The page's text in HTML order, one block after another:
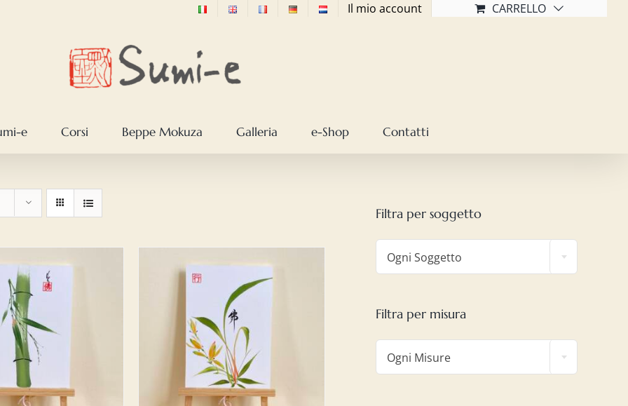
Il mio account CARRELLO
e Corsi Beppe Mokuza Galleria e-Shop Contatti
AL CARRELLO
DETTAGLI
Filtra per soggetto
Ogni Soggetto
Filtra per misura
Ogni Misure